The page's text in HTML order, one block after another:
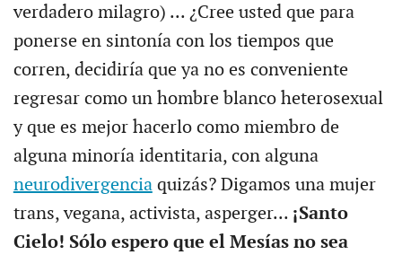
verdadero milagro) ... ¿Cree usted que para
ponerse en sintonía con los tiempos que
corren, decidiría que ya no es conveniente
regresar como un hombre blanco heterosexual
y que es mejor hacerlo como miembro de
alguna minoría identitaria, con alguna
neurodivergenciaquizás? Digamos una mujer
trans, vegana, activista, asperger... ¡Santo
Cielo! Sólo espero que el Mesías no sea